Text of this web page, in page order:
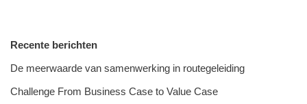
Recente berichten
De meerwaarde van samenwerking in routegeleiding
Challenge From Business Case to Value Case